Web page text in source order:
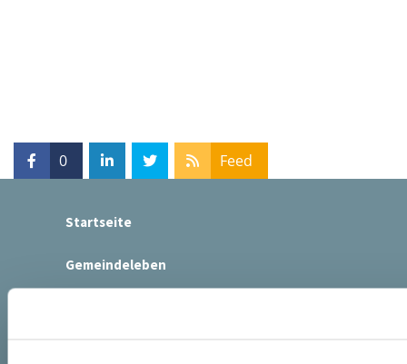
0 Feed
Startseite
Gemeindeleben